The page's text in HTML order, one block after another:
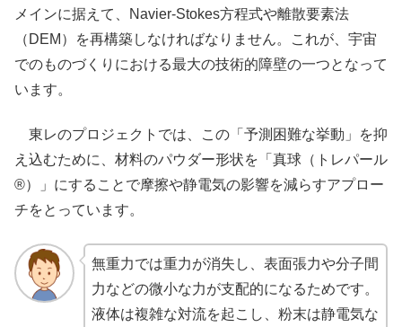
メインに据えて、Navier-Stokes方程式や離散要素法
（DEM）を再構築しなければなりません。これが、宇宙
でのものづくりにおける最大の技術的障壁の一つとなって
います。
東レのプロジェクトでは、この「予測困難な挙動」を抑
え込むために、材料のパウダー形状を「真球（トレパール
®）」にすることで摩擦や静電気の影響を減らすアプロー
チをとっています。
無重力では重力が消失し、表面張力や分子間
力などの微小な力が支配的になるためです。
液体は複雑な対流を起こし、粉末は静電気な